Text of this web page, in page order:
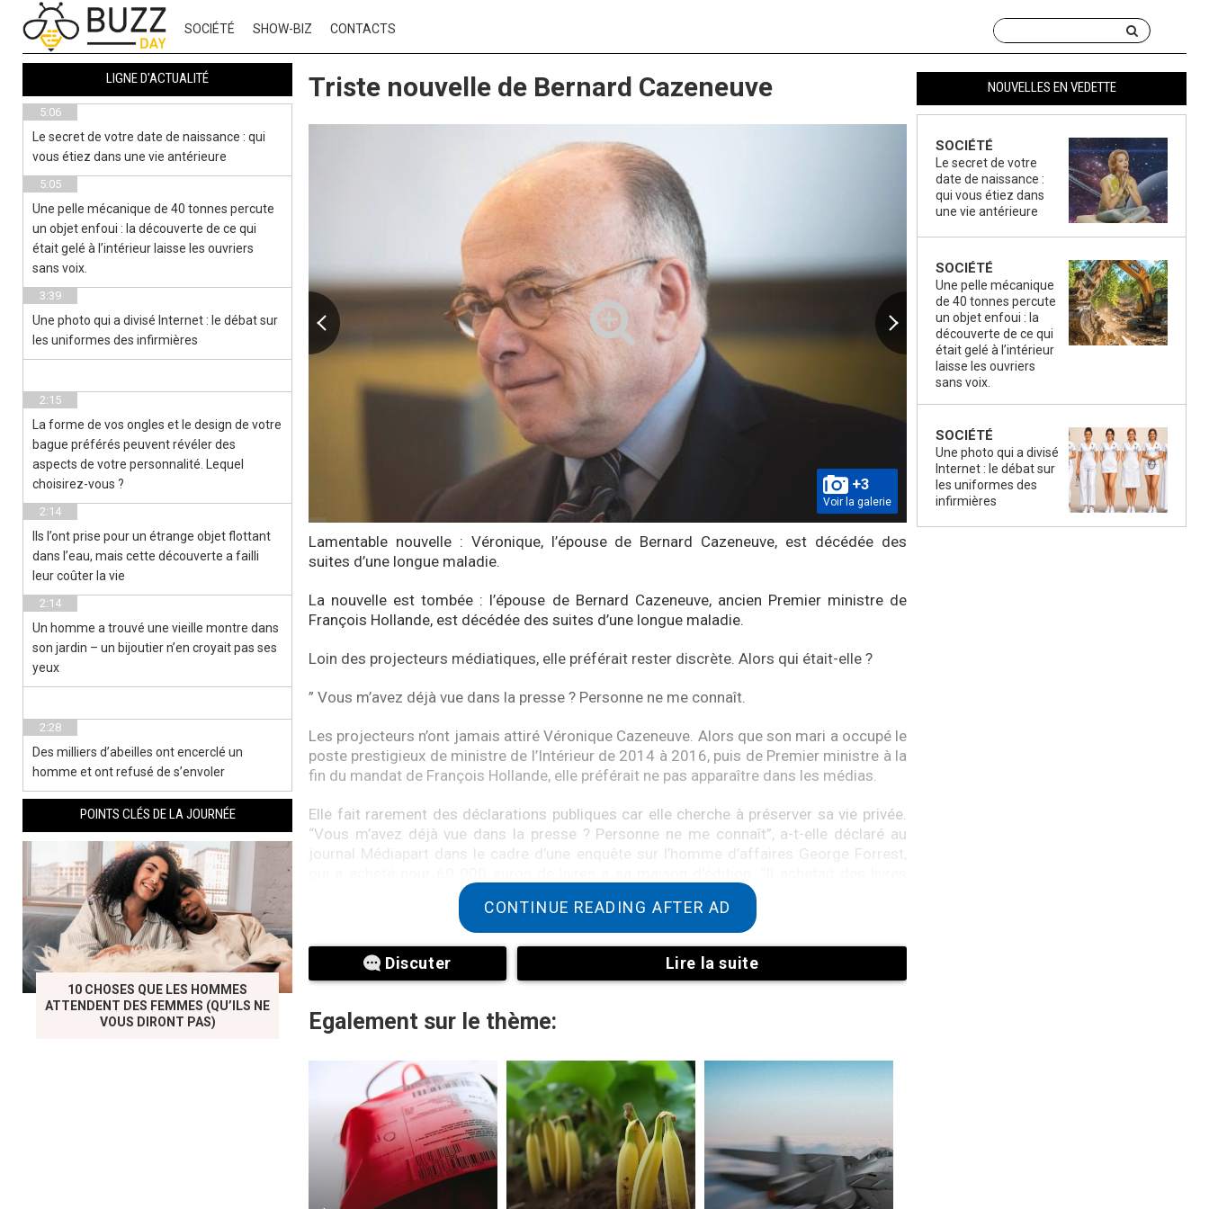
SOCIÉTÉ SHOW-BIZ CONTACTS
Triste nouvelle de Bernard Cazeneuve
+3
Voir la galerie
Lamentable nouvelle : Véronique, l’épouse de Bernard Cazeneuve, est décédée des
suites d’une longue maladie.
La nouvelle est tombée : l’épouse de Bernard Cazeneuve, ancien Premier ministre de
François Hollande, est décédée des suites d’une longue maladie.
Loin des projecteurs médiatiques, elle préférait rester discrète. Alors qui était-elle ?
” Vous m’avez déjà vue dans la presse ? Personne ne me connaît.
Les projecteurs n’ont jamais attiré Véronique Cazeneuve. Alors que son mari a occupé le
poste prestigieux de ministre de l’Intérieur de 2014 à 2016, puis de Premier ministre à la
fin du mandat de François Hollande, elle préférait ne pas apparaître dans les médias.
Elle fait rarement des déclarations publiques car elle cherche à préserver sa vie privée.
“Vous m’avez déjà vue dans la presse ? Personne ne me connaît”, a-t-elle déclaré au
journal Médiapart dans le cadre d’une enquête sur l’homme d’affaires George Forrest,
comme n’importe quel libraire. Ne confondez pas ce que je fais avec ce que fait mon
mari “, s’est-elle défendue face aux soupçons.
CONTINUE READING AFTER AD
Discuter Lire la suite
Egalement sur le thème:
NOUVELLES EN VEDETTE
SOCIÉTÉ
Le secret de votre
date de naissance :
qui vous étiez dans
une vie antérieure
SOCIÉTÉ
Une pelle mécanique
de 40 tonnes percute
un objet enfoui : la
découverte de ce qui
était gelé à l’intérieur
laisse les ouvriers
sans voix.
SOCIÉTÉ
Une photo qui a divisé
Internet : le débat sur
les uniformes des
infirmières
LIGNE D'ACTUALITÉ
5:06
Le secret de votre date de naissance : qui
vous étiez dans une vie antérieure
5:05
Une pelle mécanique de 40 tonnes percute
un objet enfoui : la découverte de ce qui
était gelé à l’intérieur laisse les ouvriers
sans voix.
3:39
Une photo qui a divisé Internet : le débat sur
les uniformes des infirmières
2:15
La forme de vos ongles et le design de votre
bague préférés peuvent révéler des
aspects de votre personnalité. Lequel
choisirez-vous ?
2:14
Ils l’ont prise pour un étrange objet flottant
dans l’eau, mais cette découverte a failli
leur coûter la vie
2:14
Un homme a trouvé une vieille montre dans
son jardin – un bijoutier n’en croyait pas ses
yeux
2:28
Des milliers d’abeilles ont encerclé un
homme et ont refusé de s’envoler
POINTS CLÉS DE LA JOURNÉE
10 CHOSES QUE LES HOMMES
ATTENDENT DES FEMMES (QU’ILS NE
VOUS DIRONT PAS)